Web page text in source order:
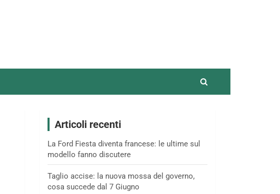
Articoli recenti
La Ford Fiesta diventa francese: le ultime sul
modello fanno discutere
Taglio accise: la nuova mossa del governo,
cosa succede dal 7 Giugno